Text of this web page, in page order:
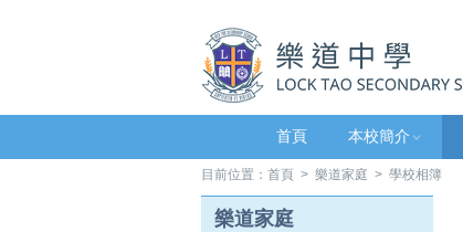
首頁 本校簡介
目前位置： 首頁 > 樂道家庭 > 學校相簿
樂道家庭